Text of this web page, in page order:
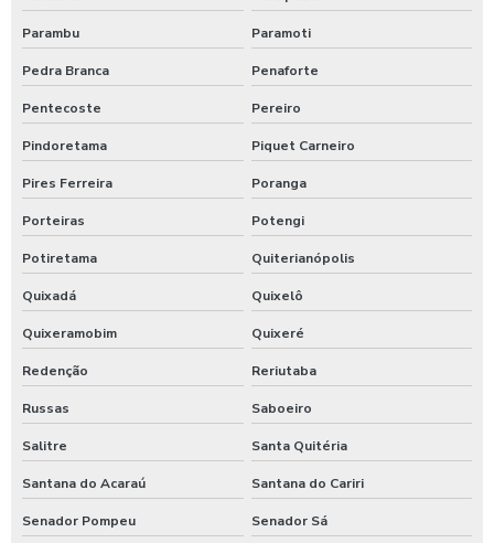
Parambu Paramoti
Pedra Branca Penaforte
Pentecoste Pereiro
Pindoretama Piquet Carneiro
Pires Ferreira Poranga
Porteiras Potengi
Potiretama Quiterianópolis
Quixadá Quixelô
Quixeramobim Quixeré
Redenção Reriutaba
Russas Saboeiro
Salitre Santa Quitéria
Santana do Acaraú Santana do Cariri
Senador Pompeu Senador Sá